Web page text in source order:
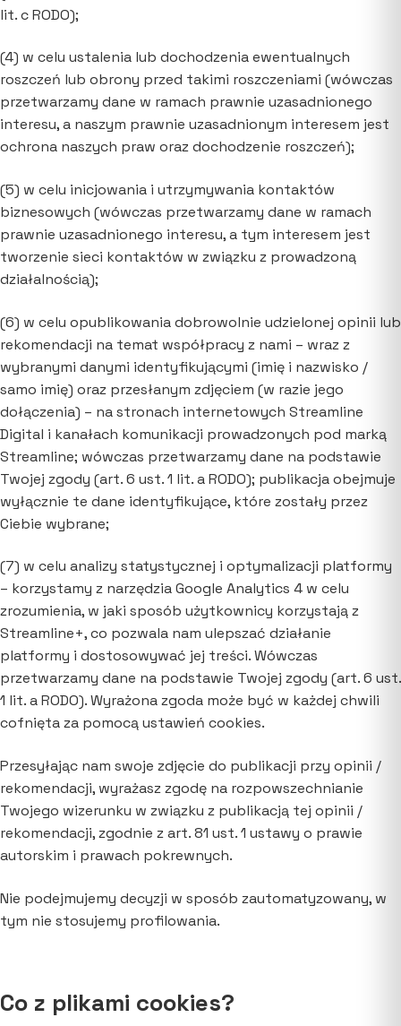
lit. c RODO);
(4) w celu ustalenia lub dochodzenia ewentualnych
roszczeń lub obrony przed takimi roszczeniami (wówczas
przetwarzamy dane w ramach prawnie uzasadnionego
interesu, a naszym prawnie uzasadnionym interesem jest
ochrona naszych praw oraz dochodzenie roszczeń);
(5) w celu inicjowania i utrzymywania kontaktów
biznesowych (wówczas przetwarzamy dane w ramach
prawnie uzasadnionego interesu, a tym interesem jest
tworzenie sieci kontaktów w związku z prowadzoną
działalnością);
(6) w celu opublikowania dobrowolnie udzielonej opinii lub
rekomendacji na temat współpracy z nami – wraz z
wybranymi danymi identyfikującymi (imię i nazwisko /
samo imię) oraz przesłanym zdjęciem (w razie jego
dołączenia) – na stronach internetowych Streamline
Digital i kanałach komunikacji prowadzonych pod marką
Streamline; wówczas przetwarzamy dane na podstawie
Twojej zgody (art. 6 ust. 1 lit. a RODO); publikacja obejmuje
wyłącznie te dane identyfikujące, które zostały przez
Ciebie wybrane;
(7) w celu analizy statystycznej i optymalizacji platformy
– korzystamy z narzędzia Google Analytics 4 w celu
zrozumienia, w jaki sposób użytkownicy korzystają z
Streamline+, co pozwala nam ulepszać działanie
platformy i dostosowywać jej treści. Wówczas
przetwarzamy dane na podstawie Twojej zgody (art. 6 ust.
1 lit. a RODO). Wyrażona zgoda może być w każdej chwili
cofnięta za pomocą ustawień cookies.
Przesyłając nam swoje zdjęcie do publikacji przy opinii /
rekomendacji, wyrażasz zgodę na rozpowszechnianie
Twojego wizerunku w związku z publikacją tej opinii /
rekomendacji, zgodnie z art. 81 ust. 1 ustawy o prawie
autorskim i prawach pokrewnych.
Nie podejmujemy decyzji w sposób zautomatyzowany, w
tym nie stosujemy profilowania.
Co z plikami cookies?